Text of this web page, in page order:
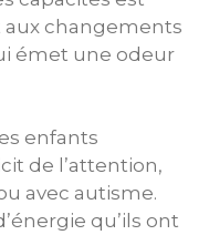
aux changements
émet une odeur
enfants
de l’attention,
avec autisme.
qu’ils ont